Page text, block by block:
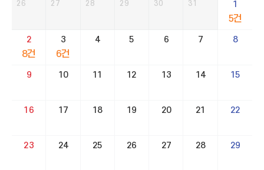
26 27 28 29 30 31 1
5건
2
8건
3
6건
4 5 6 7 8
9 10 11 12 13 14 15
16 17 18 19 20 21 22
23 24 25 26 27 28 29